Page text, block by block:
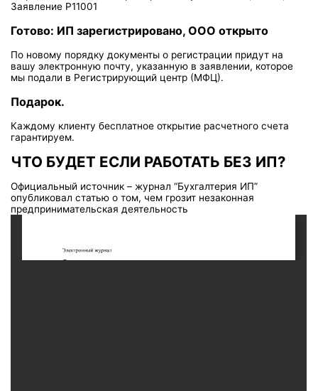
Заявление Р11001
Готово: ИП зарегистрировано, ООО открыто
По новому порядку документы о регистрации придут на
вашу электронную почту, указанную в заявлении, которое
мы подали в Регистрирующий центр (МФЦ).
Подарок.
Каждому клиенту бесплатное открытие расчетного счета
гарантируем.
ЧТО БУДЕТ ЕСЛИ РАБОТАТЬ БЕЗ ИП?
Официальный источник – журнал “Бухгалтерия ИП”
опубликовал статью о том, чем грозит незаконная
предпринимательская деятельность